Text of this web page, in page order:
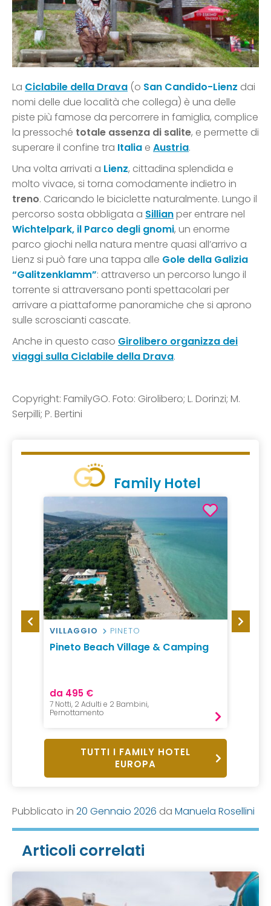
La Ciclabile della Drava (o San Candido-Lienz dai
nomi delle due località che collega) è una delle
piste più famose da percorrere in famiglia, complice
la pressoché totale assenza di salite, e permette di
superare il confine tra Italia e Austria.
Una volta arrivati a Lienz, cittadina splendida e
molto vivace, si torna comodamente indietro in
treno. Caricando le biciclette naturalmente. Lungo il
percorso sosta obbligata a Sillianper entrare nel
Wichtelpark, il Parco degli gnomi, un enorme
parco giochi nella natura mentre quasi all’arrivo a
Lienz si può fare una tappa alle Gole della Galizia
“Galitzenklamm”: attraverso un percorso lungo il
torrente si attraversano ponti spettacolari per
arrivare a piattaforme panoramiche che si aprono
sulle scroscianti cascate.
Anche in questo caso Girolibero organizza dei
viaggi sulla Ciclabile della Drava.
Copyright: FamilyGO. Foto: Girolibero; L. Dorinzi; M.
Serpilli; P. Bertini
Family Hotel
VILLAGGIO PINETO
Pineto Beach Village & Camping
da 495 €
7 Notti, 2 Adulti e 2 Bambini,
Pernottamento
HOTEL
TUTTI I FAMILY HOTEL
EUROPA
Pubblicato in 20 Gennaio 2026 da Manuela Rosellini
Articoli correlati